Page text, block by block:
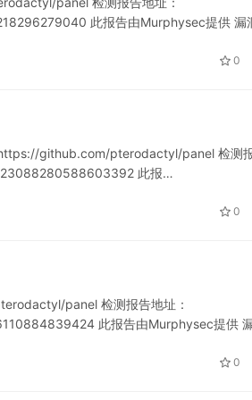
此报告由Murphysec提供 漏
0
github.com/pterodactyl/panel 检测
此报…
0
panel 检测报告地址：
此报告由Murphysec提供
0